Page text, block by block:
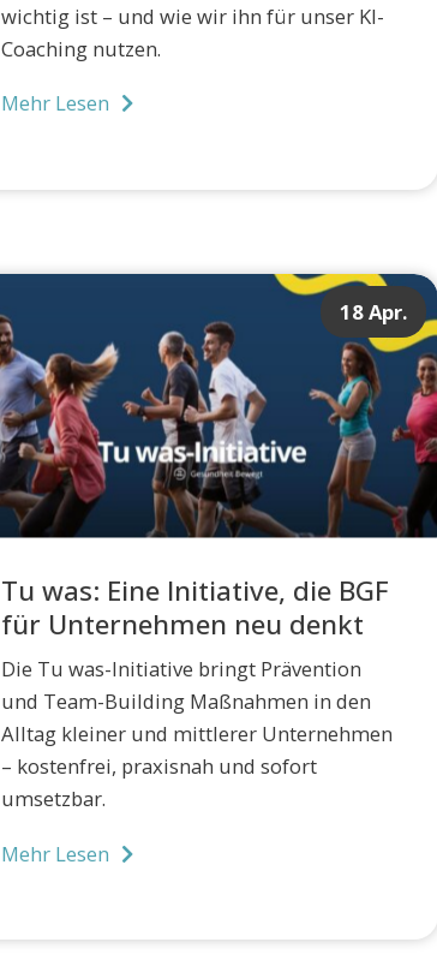
wichtig ist – und wie wir ihn für unser KI-
Coaching nutzen.
Mehr Lesen
18 Apr.
Tu was: Eine Initiative, die BGF
für Unternehmen neu denkt
Die Tu was-Initiative bringt Prävention
und Team-Building Maßnahmen in den
Alltag kleiner und mittlerer Unternehmen
– kostenfrei, praxisnah und sofort
umsetzbar.
Mehr Lesen